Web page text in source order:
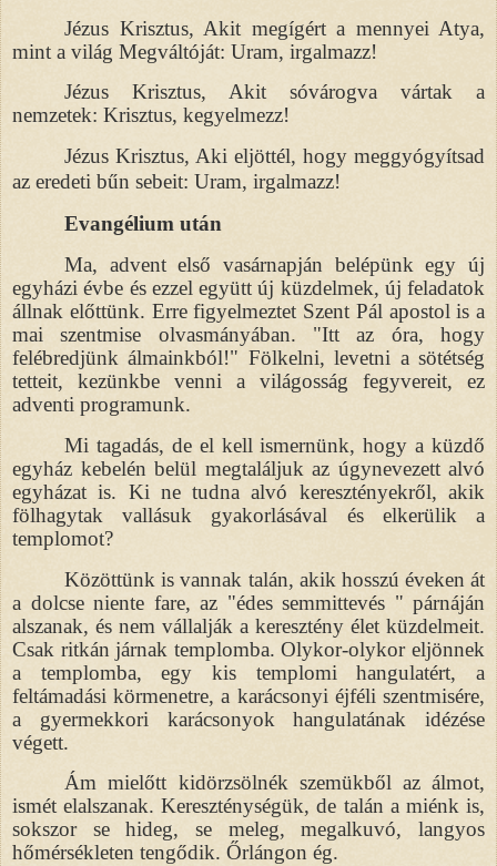
Jézus Krisztus, Akit megígért a mennyei Atya,
mint a világ Megváltóját: Uram, irgalmazz!
Jézus Krisztus, Akit sóvárogva vártak a
nemzetek: Krisztus, kegyelmezz!
Jézus Krisztus, Aki eljöttél, hogy meggyógyítsad
az eredeti bűn sebeit: Uram, irgalmazz!
Evangélium után
Ma, advent első vasárnapján belépünk egy új
egyházi évbe és ezzel együtt új küzdelmek, új feladatok
állnak előttünk. Erre figyelmeztet Szent Pál apostol is a
mai szentmise olvasmányában. "Itt az óra, hogy
felébredjünk álmainkból!" Fölkelni, levetni a sötétség
tetteit, kezünkbe venni a világosság fegyvereit, ez
adventi programunk.
Mi tagadás, de el kell ismernünk, hogy a küzdő
egyház kebelén belül megtaláljuk az úgynevezett alvó
egyházat is. Ki ne tudna alvó keresztényekről, akik
fölhagytak vallásuk gyakorlásával és elkerülik a
templomot?
Közöttünk is vannak talán, akik hosszú éveken át
a dolcse niente fare, az "édes semmittevés " párnáján
alszanak, és nem vállalják a keresztény élet küzdelmeit.
Csak ritkán járnak templomba. Olykor-olykor eljönnek
a templomba, egy kis templomi hangulatért, a
feltámadási körmenetre, a karácsonyi éjféli szentmisére,
a gyermekkori karácsonyok hangulatának idézése
végett.
Ám mielőtt kidörzsölnék szemükből az álmot,
ismét elalszanak. Kereszténységük, de talán a miénk is,
sokszor se hideg, se meleg, megalkuvó, langyos
hőmérsékleten tengődik. Őrlángon ég.